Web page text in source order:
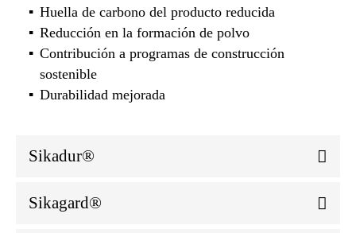
Huella de carbono del producto reducida
Reducción en la formación de polvo
Contribución a programas de construcción
sostenible
Durabilidad mejorada
Sikadur®
Sikagard®